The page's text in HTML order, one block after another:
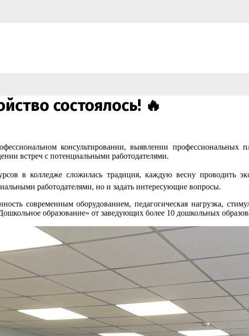
состоялось! 🔥
консультировании, выявлении профессиональных
встреч с потенциальными работодателями.
в колледже сложилась традиция, каждую весну проводить
работодателями, но и задать интересующие вопросы.
современным оборудованием, педагогическая нагрузка,
образование» от заведующих более 10 дошкольных